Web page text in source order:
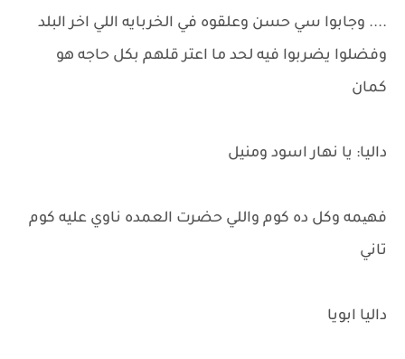
.... وجابوا سي حسن وعلقوه في الخربايه اللي اخر البلد
وفضلوا يضربوا فيه لحد ما اعتر قلهم بكل حاجه هو
كمان
داليا: يا نهار اسود ومنيل
فهیمه وكل ده كوم واللي حضرت العمده ناوي عليه كوم
تاني
داليا ابويا